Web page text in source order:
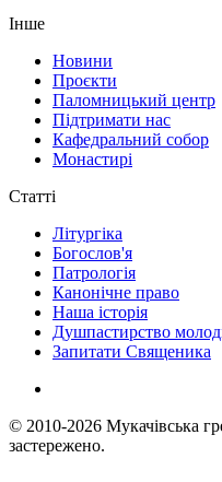
Інше
Новини
Проєкти
Паломницький центр
Підтримати нас
Кафедральний собор
Монастирі
Статті
Літургіка
Богослов'я
Патрологія
Канонічне право
Наша історія
Душпастирство
Запитати Священика
© 2010-2026 Мукачівська
застережено.